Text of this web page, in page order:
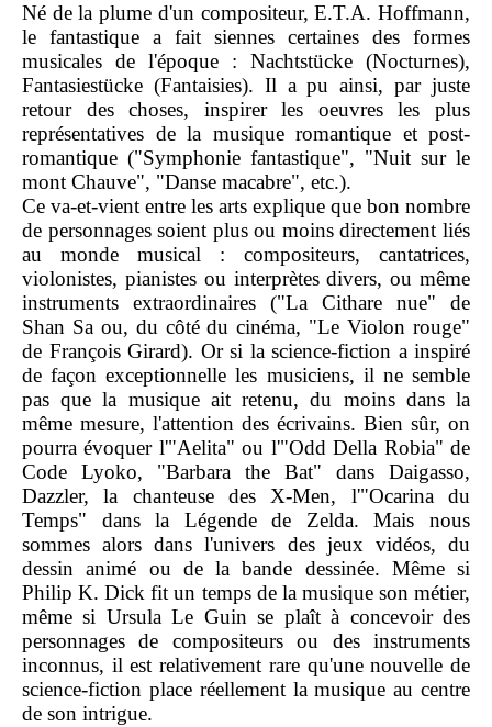
Né de la plume d'un compositeur, E.T.A. Hoffmann,
le fantastique a fait siennes certaines des formes
musicales de l'époque : Nachtstücke (Nocturnes),
Fantasiestücke (Fantaisies). Il a pu ainsi, par juste
retour des choses, inspirer les oeuvres les plus
représentatives de la musique romantique et post-
romantique ("Symphonie fantastique", "Nuit sur le
mont Chauve", "Danse macabre", etc.).
Ce va-et-vient entre les arts explique que bon nombre
de personnages soient plus ou moins directement liés
au monde musical : compositeurs, cantatrices,
violonistes, pianistes ou interprètes divers, ou même
instruments extraordinaires ("La Cithare nue" de
Shan Sa ou, du côté du cinéma, "Le Violon rouge"
de François Girard). Or si la science-fiction a inspiré
de façon exceptionnelle les musiciens, il ne semble
pas que la musique ait retenu, du moins dans la
même mesure, l'attention des écrivains. Bien sûr, on
pourra évoquer l'"Aelita" ou l'"Odd Della Robia" de
Code Lyoko, "Barbara the Bat" dans Daigasso,
Dazzler, la chanteuse des X-Men, l'"Ocarina du
Temps" dans la Légende de Zelda. Mais nous
sommes alors dans l'univers des jeux vidéos, du
dessin animé ou de la bande dessinée. Même si
Philip K. Dick fit un temps de la musique son métier,
même si Ursula Le Guin se plaît à concevoir des
personnages de compositeurs ou des instruments
inconnus, il est relativement rare qu'une nouvelle de
science-fiction place réellement la musique au centre
de son intrigue.